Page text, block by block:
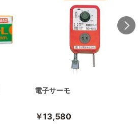
電子サーモ
￥13,580